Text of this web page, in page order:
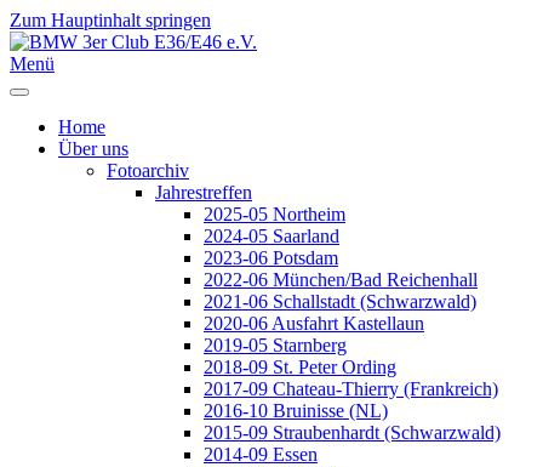
Zum Hauptinhalt springen
Menü
Home
Über uns
Fotoarchiv
Jahrestreffen
2025-05 Northeim
2024-05 Saarland
2023-06 Potsdam
2022-06 München/Bad Reichenhall
2021-06 Schallstadt (Schwarzwald)
2020-06 Ausfahrt Kastellaun
2019-05 Starnberg
2018-09 St. Peter Ording
2017-09 Chateau-Thierry (Frankreich)
2016-10 Bruinisse (NL)
2015-09 Straubenhardt (Schwarzwald)
2014-09 Essen
Jahr
Monat
Jahr
Monat